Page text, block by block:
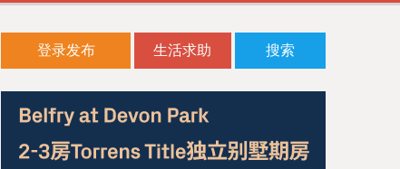
登录发布 生活求助 搜索